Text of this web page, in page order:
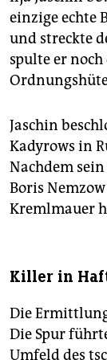
einzige echte
und streckte
spulte er noch
Jaschin
Kadyrows in
Nachdem
Boris
Kremlmauer
Killer in
Die
Die Spur
Umfeld des